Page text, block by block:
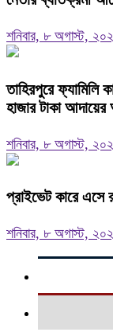
শনিবার, ৮ অগাস্ট,
তাহিরপুরে ফ্যামিলি
হাজার টাকা
শনিবার, ৮ অগাস্ট,
প্রাইভেট কারে এসে
শনিবার, ৮ অগাস্ট,